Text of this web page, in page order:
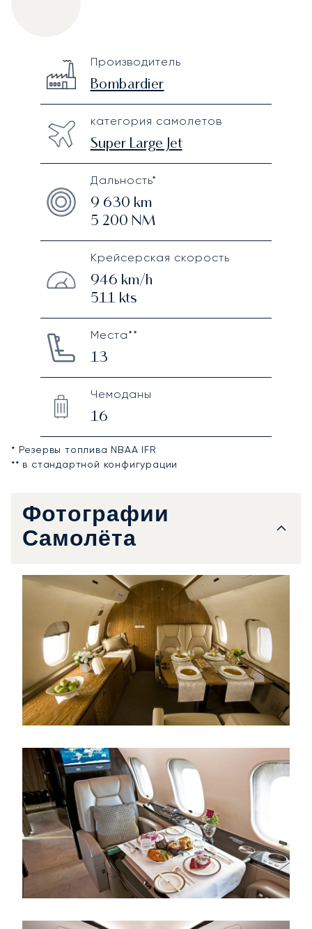
Technical specifications
Производитель
Bombardier
категория самолетов
Super Large Jet
Дальность*
9 630 km
5 200 NM
Крейсерская скорость
946 km/h
511kts
Места**
13
Чемоданы
16
* Резервы топлива NBAA IFR
** в стандартной конфигурации
Фотографии
Самолёта